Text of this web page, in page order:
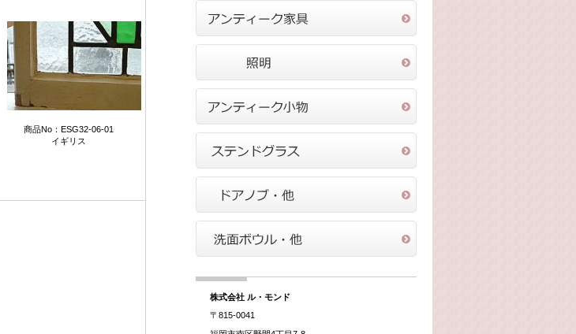
商品No：ESG32-06-01
イギリス
株式会社 ル・モンド
〒815-0041